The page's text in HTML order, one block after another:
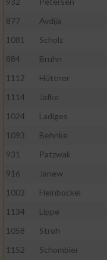
877
Avdija
1081
Scholz
884
Bruhn
1112
Hüttner
1114
Jafke
1024
Ladiges
1093
Behnke
931
Patzwak
916
Janew
1003
Heinbockel
1134
Lippe
1058
Stroh
1152
Schombier